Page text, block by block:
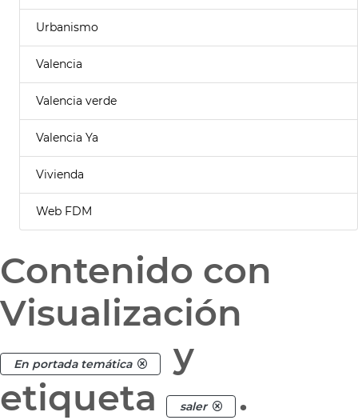
Urbanismo
Valencia
Valencia verde
Valencia Ya
Vivienda
Web FDM
Contenido con
Visualización
En portada temática
y
etiqueta
saler .